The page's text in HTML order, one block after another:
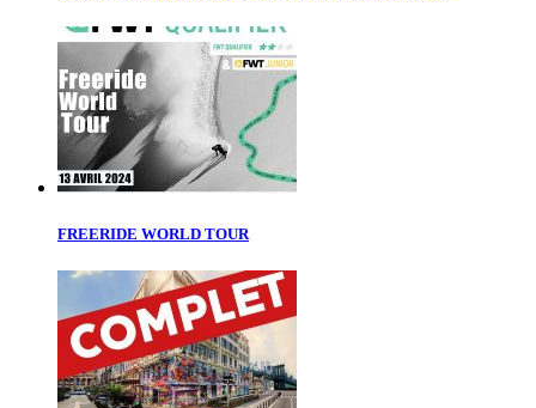
FREERIDE WORLD TOUR